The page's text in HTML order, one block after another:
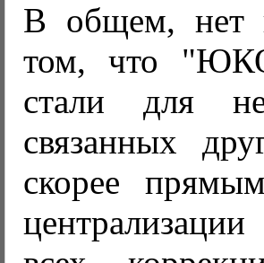
В общем, нет
том, что
стали для
связанных
скорее